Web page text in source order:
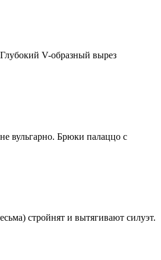
V-образный вырез
вульгарно. Брюки палаццо с
стройнят и вытягивают силуэт.